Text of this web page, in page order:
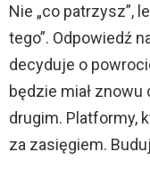
Nie „co patrzysz”,
tego”. Odpowiedź
decyduje o
będzie miał
drugim. Platformy,
za zasięgiem.